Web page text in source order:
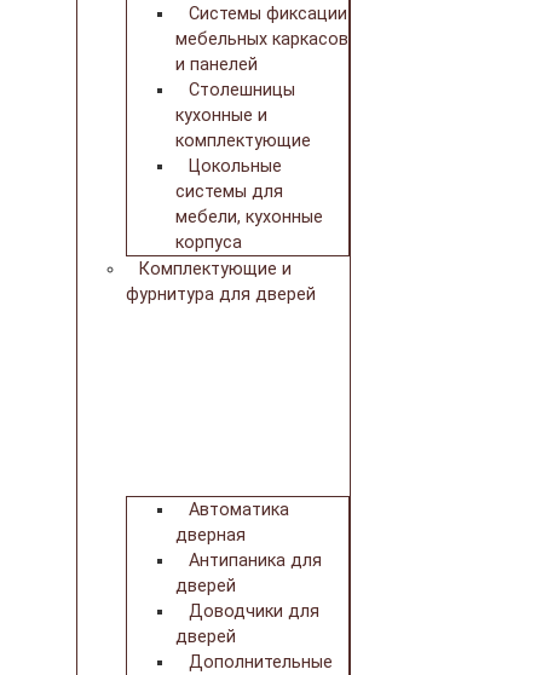
Системы фиксации
мебельных каркасов
и панелей
Столешницы
кухонные и
комплектующие
Цокольные
системы для
мебели, кухонные
корпуса
Комплектующие и
фурнитура для дверей
Автоматика
дверная
Антипаника для
дверей
Доводчики для
дверей
Дополнительные